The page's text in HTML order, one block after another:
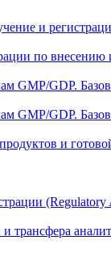
и
по внесению
GMP/GDP.
GMP/GDP.
и
(Regulatory
трансфера